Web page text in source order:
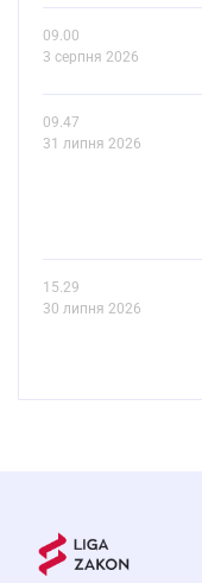
09.00
3 серпня 2026
09.47
31 липня 2026
15.29
30 липня 2026